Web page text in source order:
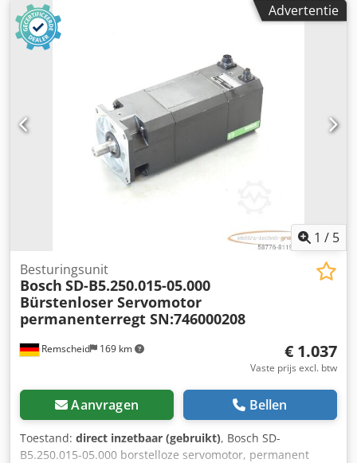
Advertentie
1 / 5
Remscheid 169 km
Besturingsunit
Bosch SD-B5.250.015-05.000
Bürstenloser Servomotor
permanenterregt SN:746000208
€ 1.037
Vaste prijs excl. btw
Aanvragen Bellen
Toestand: direct inzetbaar (gebruikt), Bosch SD-
B5.250.015-05.000 borstelloze servomotor, permanent